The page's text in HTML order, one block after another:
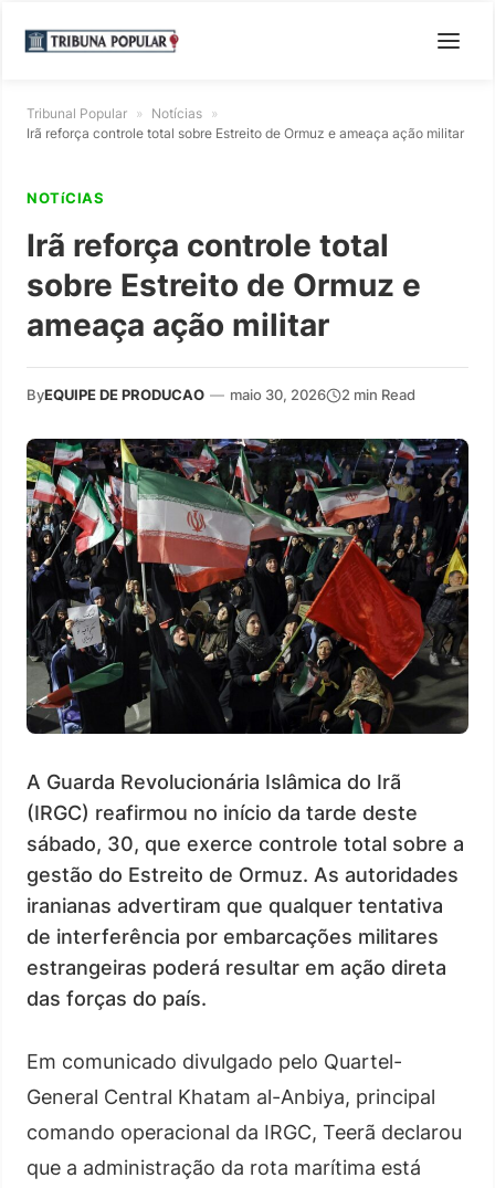
Tribunal Popular » Notícias »
Irã reforça controle total sobre Estreito de Ormuz e ameaça ação militar
NOTíCIAS
Irã reforça controle total
sobre Estreito de Ormuz e
ameaça ação militar
ByEQUIPE DE PRODUCAO — maio 30, 2026 2 min Read
A Guarda Revolucionária Islâmica do Irã
(IRGC) reafirmou no início da tarde deste
sábado, 30, que exerce controle total sobre a
gestão do Estreito de Ormuz. As autoridades
iranianas advertiram que qualquer tentativa
de interferência por embarcações militares
estrangeiras poderá resultar em ação direta
das forças do país.
Em comunicado divulgado pelo Quartel-
General Central Khatam al-Anbiya, principal
comando operacional da IRGC, Teerã declarou
que a administração da rota marítima está